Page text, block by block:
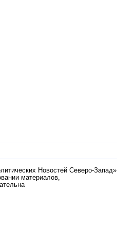
Новостей Северо-Запад»
материалов,